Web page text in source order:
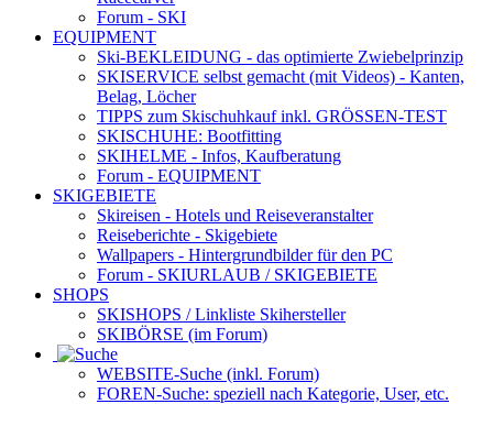
Forum - SKI
EQUIPMENT
Ski-BEKLEIDUNG - das optimierte Zwiebelprinzip
SKISERVICE selbst gemacht (mit Videos) - Kanten,
Belag, Löcher
TIPPS zum Skischuhkaufinkl. GRÖSSEN-TEST
SKISCHUHE: Bootfitting
SKIHELME - Infos, Kaufberatung
Forum - EQUIPMENT
SKIGEBIETE
Skireisen - Hotels und Reiseveranstalter
Reiseberichte - Skigebiete
Wallpapers - Hintergrundbilder für den PC
Forum - SKIURLAUB / SKIGEBIETE
SHOPS
SKISHOPS / Linkliste Skihersteller
SKIBÖRSE (im Forum)
WEBSITE-Suche (inkl. Forum)
FOREN-Suche: speziell nach Kategorie, User, etc.